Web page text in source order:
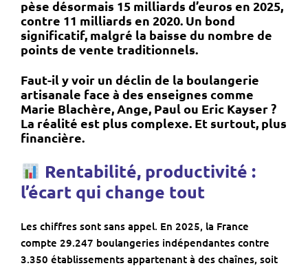
pèse désormais 15 milliards d’euros en 2025,
contre 11 milliards en 2020. Un bond
significatif, malgré la baisse du nombre de
points de vente traditionnels.
Faut-il y voir un déclin de la boulangerie
artisanale face à des enseignes comme
Marie Blachère,Ange, Paulou Eric Kayser?
La réalité est plus complexe. Et surtout, plus
financière.
Rentabilité, productivité :
l’écart qui change tout
Les chiffres sont sans appel. En 2025, la France
compte 29.247 boulangeries indépendantes contre
3.350 établissements appartenant à des chaînes, soit